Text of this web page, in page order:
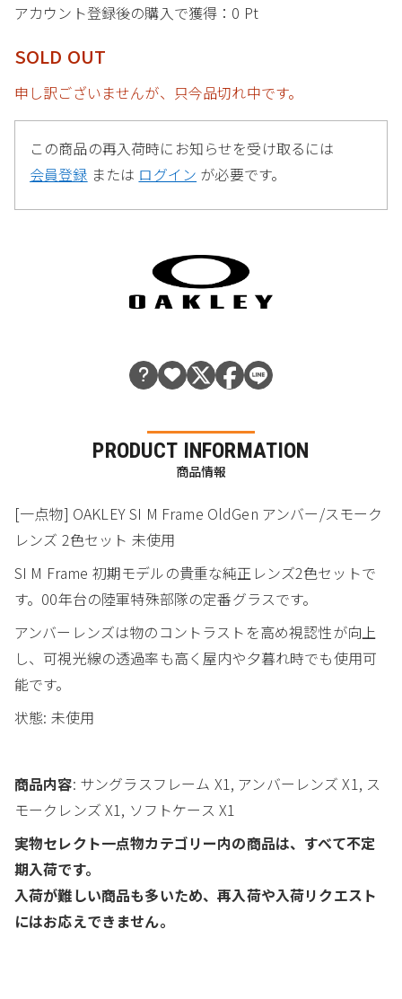
アカウント登録後の購入で獲得： 0 Pt
SOLD OUT
申し訳ございませんが、只今品切れ中です。
この商品の再入荷時にお知らせを受け取るには
会員登録 または ログイン が必要です。
PRODUCT INFORMATION
商品情報
[一点物] OAKLEY SI M Frame OldGen アンバー/スモーク
レンズ 2色セット 未使用
SI M Frame 初期モデルの貴重な純正レンズ2色セットで
す。00年台の陸軍特殊部隊の定番グラスです。
アンバーレンズは物のコントラストを高め視認性が向上
し、可視光線の透過率も高く屋内や夕暮れ時でも使用可
能です。
状態: 未使用
商品内容: サングラスフレーム X1, アンバーレンズ X1, ス
モークレンズ X1, ソフトケース X1
実物セレクト一点物カテゴリー内の商品は、すべて不定
期入荷です。
入荷が難しい商品も多いため、再入荷や入荷リクエスト
にはお応えできません。